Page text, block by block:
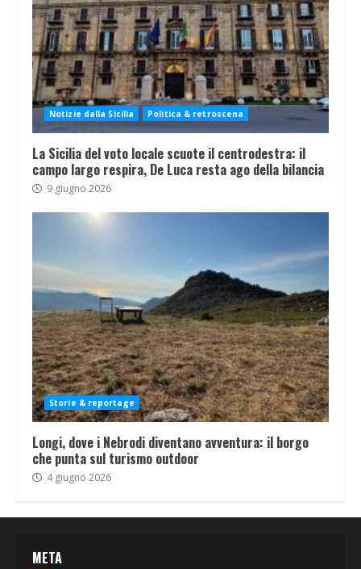
Notizie dalla Sicilia Politica & retroscena
La Sicilia del voto locale scuote il centrodestra: il
campo largo respira, De Luca resta ago della bilancia
9 giugno 2026
Storie & reportage
Longi, dove i Nebrodi diventano avventura: il borgo
che punta sul turismo outdoor
4 giugno 2026
META